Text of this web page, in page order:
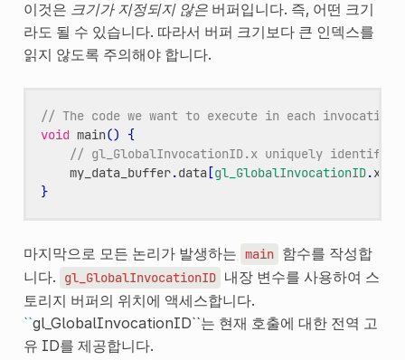
이것은 크기가 지정되지 않은버퍼입니다. 즉, 어떤 크기
라도 될 수 있습니다. 따라서 버퍼 크기보다 큰 인덱스를
읽지 않도록 주의해야 합니다.
// The code we want to execute in each invocation
void main()
{
// gl_GlobalInvocationID.x uniquely
my_data_buffer.data[gl_GlobalInvocationID.x
}
마지막으로 모든 논리가 발생하는 main 함수를 작성합
니다.
gl_GlobalInvocationID 내장 변수를 사용하여 스
토리지 버퍼의 위치에 액세스합니다.
``gl_GlobalInvocationID``는 현재 호출에 대한 전역 고
유 ID를 제공합니다.